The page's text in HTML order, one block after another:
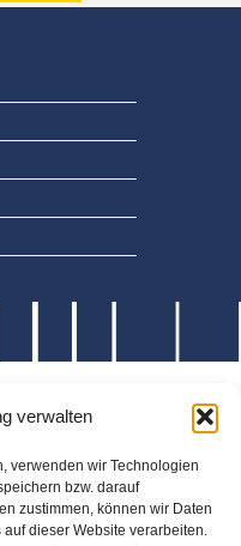
verwalten
verwenden wir Technologien
bzw. darauf
zustimmen, können wir Daten
dieser Website verarbeiten.